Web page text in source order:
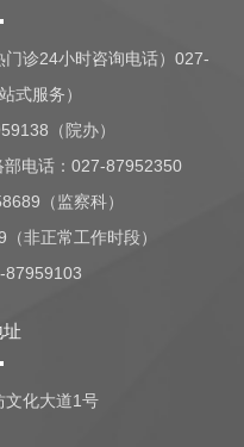
诊24小时咨询电话）027-
式服务）
（院办）
部电话：027-87952350
（监察科）
非正常工作时段）
87959103
文化大道1号